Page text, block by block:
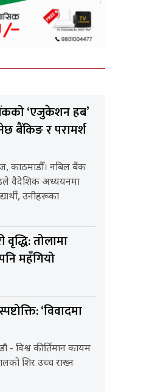
‘एजुकेशन हब’
बैंकिङ र परामर्श
काठमाडौँ। नबिल बैंक
वैदेशिक अध्ययनमा
उनीहरूका
वृद्धि: तोलामा
महँगियो
‘विवादमा
- विश्व कीर्तिमान कायम
शिर उच्च राख्न